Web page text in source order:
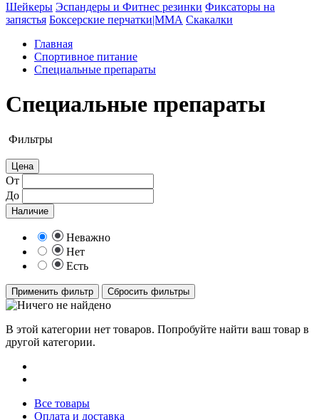
Шейкеры Эспандеры и Фитнес резинки Фиксаторы на
запястья Боксерские перчатки|MMА Скакалки
Главная
Спортивное питание
Специальные препараты
Специальные препараты
Фильтры
Цена
От
До
Наличие
Неважно
Нет
Есть
Применить фильтр Сбросить фильтры
В этой категории нет товаров. Попробуйте найти ваш товар в
другой категории.
Все товары
Оплата и доставка